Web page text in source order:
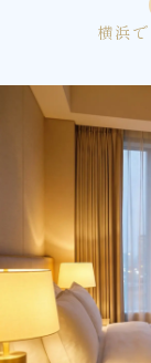
横浜